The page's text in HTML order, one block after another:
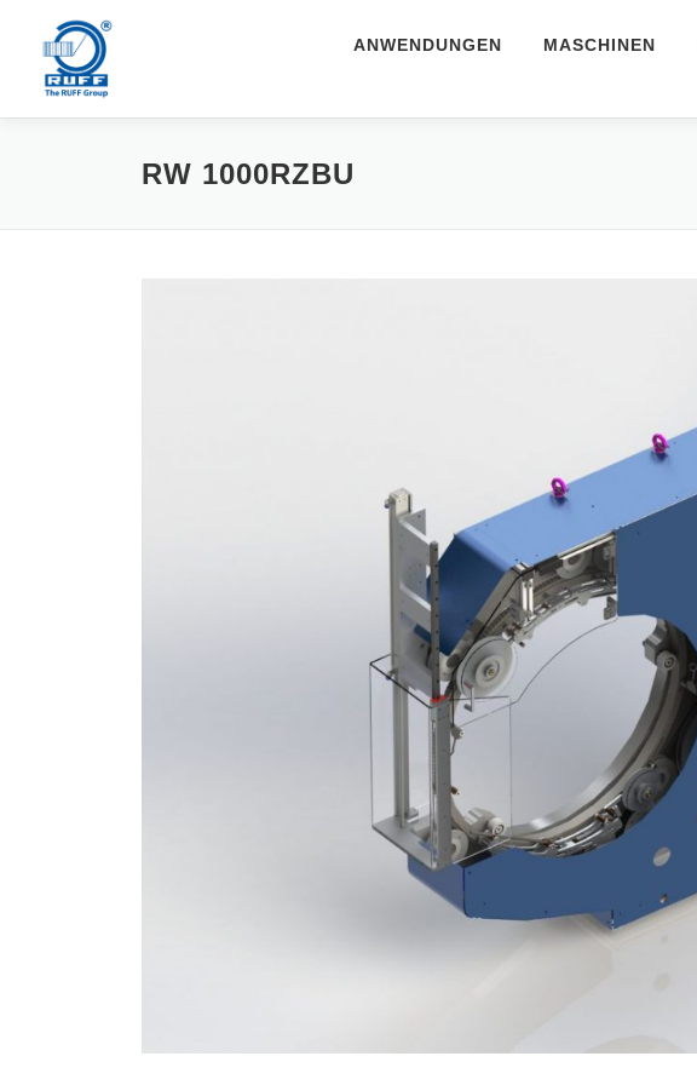
ANWENDUNGEN
MASCHINEN
RW 1000RZBU